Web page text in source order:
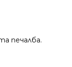
печалба.